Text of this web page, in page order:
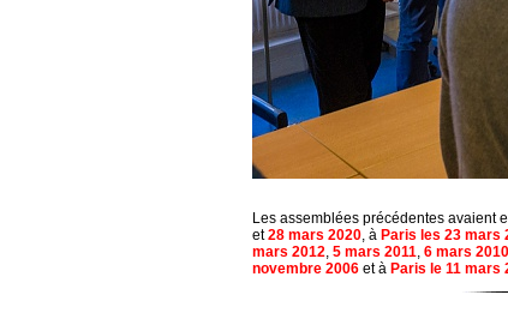
Les assemblées précédentes avaient
et28 mars 2020, à Paris les 23 mars
mars 2012, 5 mars 2011, 6 mars 2010
novembre 2006 et à Paris le 11 mars